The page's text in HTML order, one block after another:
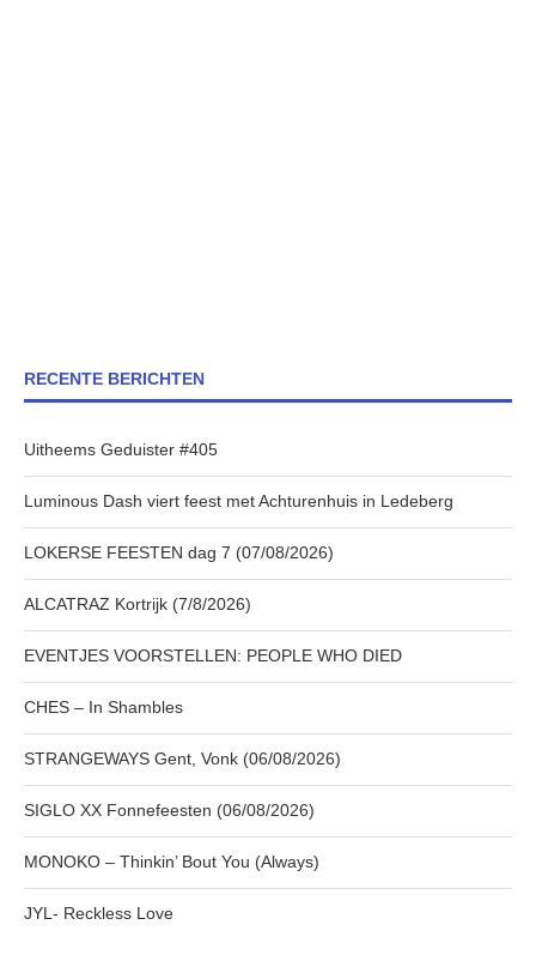
RECENTE BERICHTEN
Uitheems Geduister #405
Luminous Dash viert feest met Achturenhuis in Ledeberg
LOKERSE FEESTEN dag 7 (07/08/2026)
ALCATRAZ Kortrijk (7/8/2026)
EVENTJES VOORSTELLEN: PEOPLE WHO DIED
CHES – In Shambles
STRANGEWAYS Gent, Vonk (06/08/2026)
SIGLO XX Fonnefeesten (06/08/2026)
MONOKO – Thinkin’ Bout You (Always)
JYL- Reckless Love